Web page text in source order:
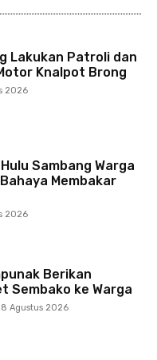
Lakukan Patroli dan
Knalpot Brong
2026
Sambang Warga
Membakar
2026
Berikan
Sembako ke Warga
8 Agustus 2026